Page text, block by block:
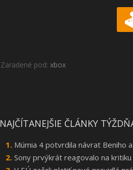
Zaradené pod: xbox
NAJČÍTANEJŠIE ČLÁNKY
Múmia 4 potvrdila návrat Beniho
Sony prvýkrát reagovalo na